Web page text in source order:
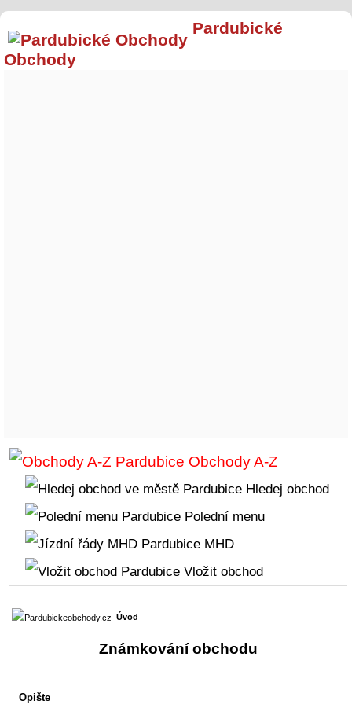
Pardubické
Obchody
Obchody A-Z
Hledej obchod
Polední menu
MHD
Vložit obchod
Úvod
Známkování obchodu
Opište